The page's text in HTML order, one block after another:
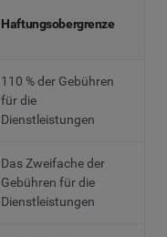
Haftungsobergrenze
110 % der Gebühren
für die
Dienstleistungen
Das Zweifache der
Gebühren für die
Dienstleistungen